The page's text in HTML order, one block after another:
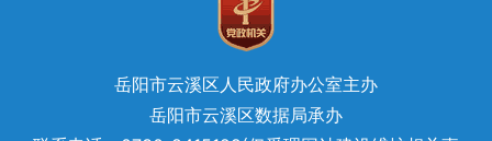
岳阳市云溪区人民政府办公室主办
岳阳市云溪区数据局承办